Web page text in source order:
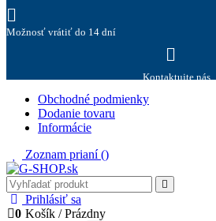
Možnosť vrátiť do 14 dní
Kontaktujte nás
Obchodné podmienky
Dodanie tovaru
Informácie
Zoznam prianí ()
Prihlásiť sa
0 Košík /Prázdny